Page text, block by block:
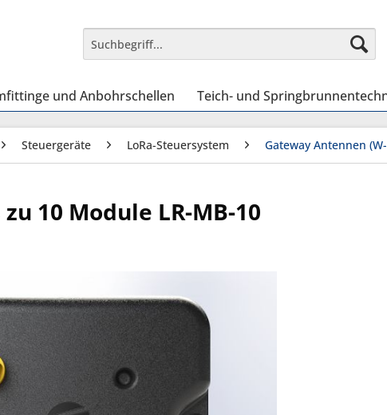
und Anbohrschellen Teich- und
Steuergeräte LoRa-Steuersystem Gateway Antennen
10 Module LR-MB-10